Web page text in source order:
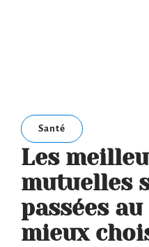
Santé
Les
mutuelles
passées
mieux